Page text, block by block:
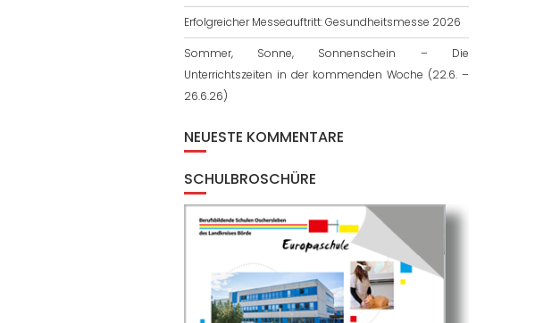
Erfolgreicher Messeauftritt: Gesundheitsmesse 2026
Sommer, Sonne, Sonnenschein – Die
Unterrichtszeiten in der kommenden Woche (22.6. –
26.6.26)
NEUESTE KOMMENTARE
SCHULBROSCHÜRE